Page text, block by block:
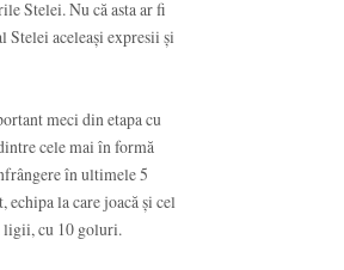
Stelei. Nu că asta ar fi
Stelei aceleași expresii și
meci din etapa cu
cele mai în formă
în ultimele 5
la care joacă și cel
ligii, cu 10 goluri.